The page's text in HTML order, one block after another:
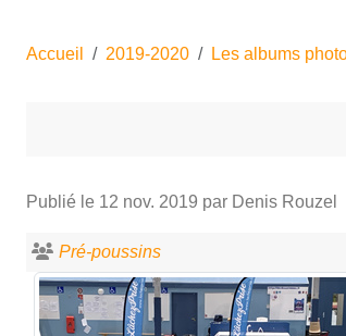
Accueil 2019-2020 Les albums
Publié le 12 nov. 2019 par Denis Rouzel
Pré-poussins